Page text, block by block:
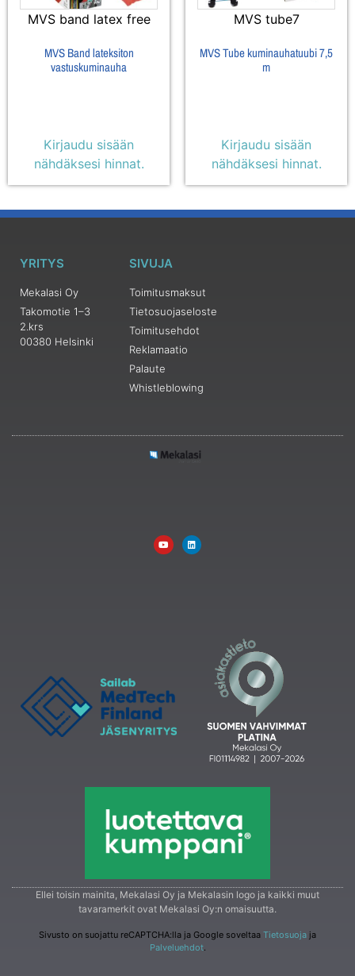
MVS band latex free
MVS Band lateksiton
vastuskuminauha
Kirjaudu sisään
nähdäksesi hinnat.
MVS tube7
MVS Tube kuminauhatuubi 7,5
m
Kirjaudu sisään
nähdäksesi hinnat.
YRITYS
Mekalasi Oy
Takomotie 1–3
2.krs
00380 Helsinki
SIVUJA
Toimitusmaksut
Tietosuojaseloste
Toimitusehdot
Reklamaatio
Palaute
Whistleblowing
Ellei toisin mainita, Mekalasi Oy ja Mekalasin logo ja kaikki muut
tavaramerkit ovat Mekalasi Oy:n omaisuutta.
Sivusto on suojattu reCAPTCHA:lla ja Google soveltaa Tietosuoja ja
Palveluehdot.